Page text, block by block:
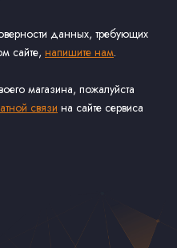
данных, требующих
сайте, напишите нам.
магазина, пожалуйста
связи на сайте сервиса